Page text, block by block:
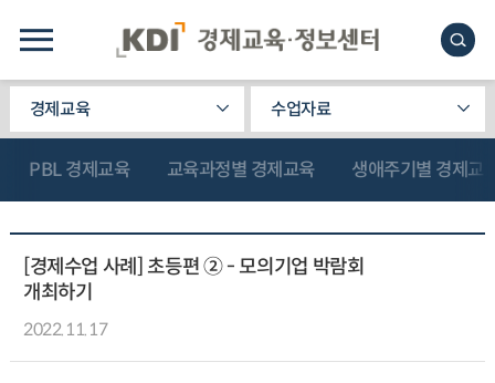
경제교육 수업자료
PBL 경제교육 교육과정별 경제교육 생애주기별 경제교
[경제수업 사례] 초등편 ② - 모의기업 박람회
개최하기
2022.11.17